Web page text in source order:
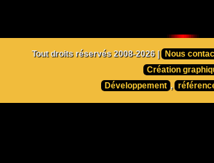
Tout droits réservés 2008-2026 |
Nous
Création
Développement ,